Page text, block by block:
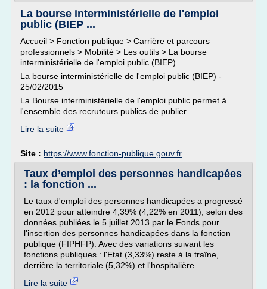
La bourse interministérielle de l'emploi
public (BIEP ...
Accueil > Fonction publique > Carrière et parcours
professionnels > Mobilité > Les outils > La bourse
interministérielle de l'emploi public (BIEP)
La bourse interministérielle de l'emploi public (BIEP) -
25/02/2015
La Bourse interministérielle de l'emploi public permet à
l'ensemble des recruteurs publics de publier...
Lire la suite
Site : https://www.fonction-publique.gouv.fr
Taux d’emploi des personnes handicapées
: la fonction ...
Le taux d'emploi des personnes handicapées a progressé
en 2012 pour atteindre 4,39% (4,22% en 2011), selon des
données publiées le 5 juillet 2013 par le Fonds pour
l'insertion des personnes handicapées dans la fonction
publique (FIPHFP). Avec des variations suivant les
fonctions publiques : l'Etat (3,33%) reste à la traîne,
derrière la territoriale (5,32%) et l'hospitalière...
Lire la suite